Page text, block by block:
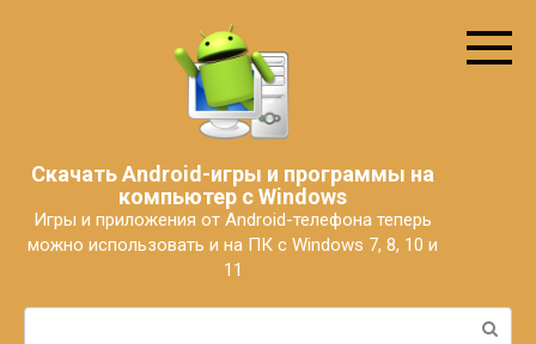
Скачать Android-игры и программы на
компьютер с Windows
Игры и приложения от Android-телефона теперь
можно использовать и на ПК с Windows 7, 8, 10 и
11
Поиск: